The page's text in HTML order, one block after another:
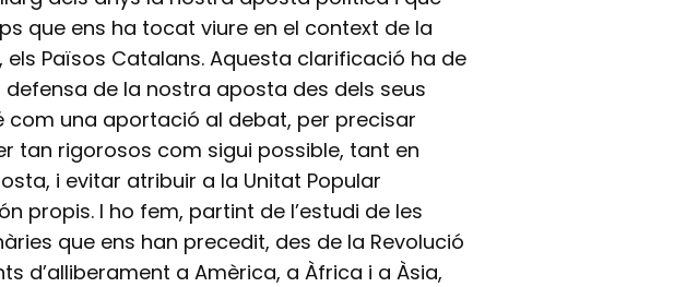
que ens ha tocat viure en el context de la
Països Catalans. Aquesta clarificació ha de
de la nostra aposta des dels seus
com una aportació al debat, per precisar
tan rigorosos com sigui possible, tant en
i evitar atribuir a la Unitat Popular
propis. I ho fem, partint de l’estudi de les
que ens han precedit, des de la Revolució
d’alliberament a Amèrica, a Àfrica i a Àsia,